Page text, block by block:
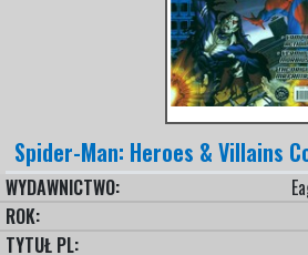
Spider-Man: Heroes & Villains
WYDAWNICTWO:
ROK:
TYTUŁ PL: